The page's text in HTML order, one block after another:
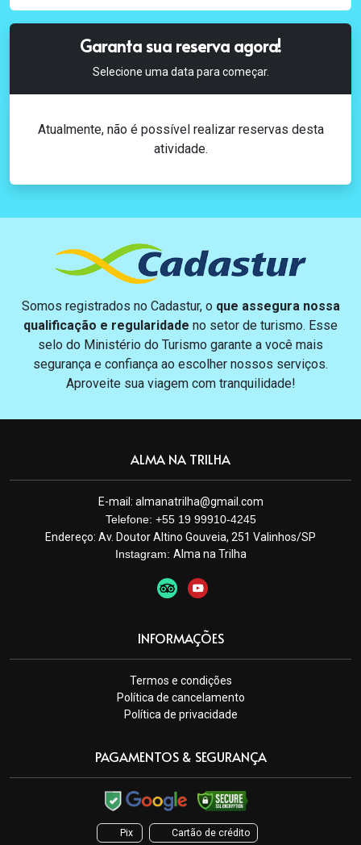
Garanta sua reserva agora!
Selecione uma data para começar.
Atualmente, não é possível realizar reservas desta
atividade.
Somos registrados no Cadastur, o que assegura nossa
qualificação e regularidade no setor de turismo. Esse
selo do Ministério do Turismo garante a você mais
segurança e confiança ao escolher nossos serviços.
Aproveite sua viagem com tranquilidade!
ALMA NA TRILHA
E-mail: almanatrilha@gmail.com
Telefone: +55 19 99910-4245
Endereço: Av. Doutor Altino Gouveia, 251 Valinhos/SP
Instagram: Alma na Trilha
INFORMAÇÕES
Termos e condições
Política de cancelamento
Política de privacidade
PAGAMENTOS & SEGURANÇA
Pix Cartão de crédito